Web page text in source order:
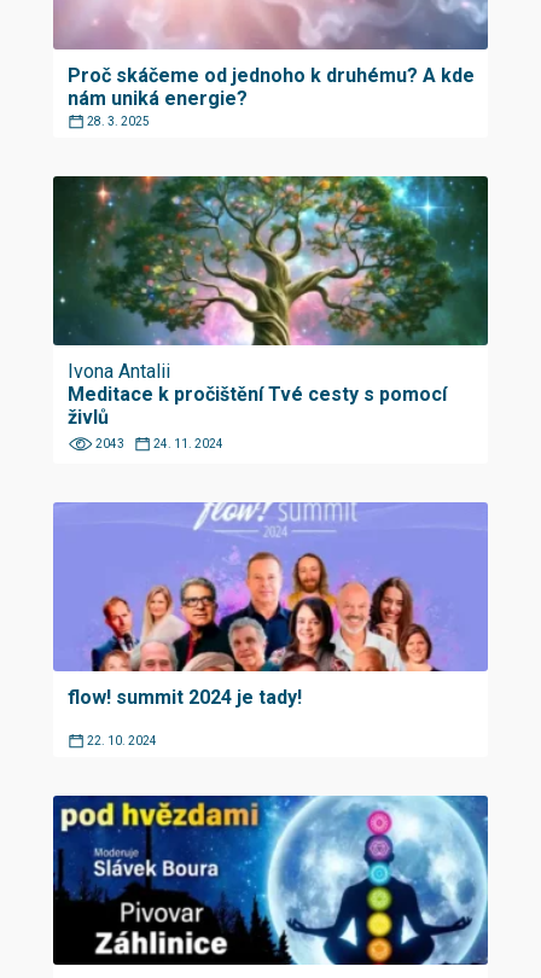
Proč skáčeme od jednoho k druhému? A kde
nám uniká energie?
28. 3. 2025
Ivona Antalii
Meditace k pročištění Tvé cesty s pomocí
živlů
2043 24. 11. 2024
flow! summit 2024 je tady!
22. 10. 2024